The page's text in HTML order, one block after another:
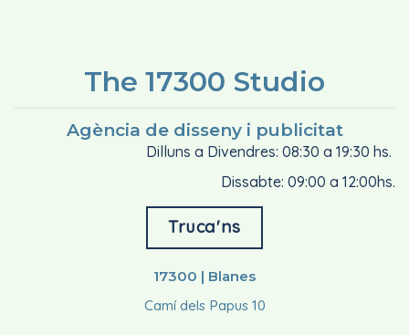
The 17300 Studio
Agència de disseny i publicitat
Dilluns a Divendres: 08:30 a 19:30 hs.
Dissabte: 09:00 a 12:00hs.
Truca'ns
17300 | Blanes
Camí dels Papus 10